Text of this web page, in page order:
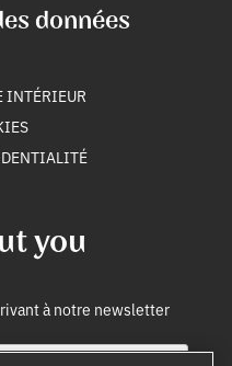
you
à notre newsletter
données
INTÉRIEUR